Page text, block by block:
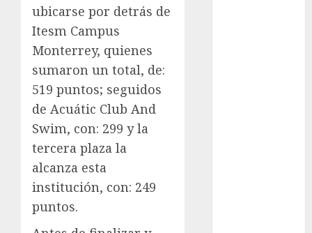
ubicarse por detrás de
Itesm Campus
Monterrey, quienes
sumaron un total, de:
519 puntos; seguidos
de Acuátic Club And
Swim, con: 299 y la
tercera plaza la
alcanza esta
institución, con: 249
puntos.